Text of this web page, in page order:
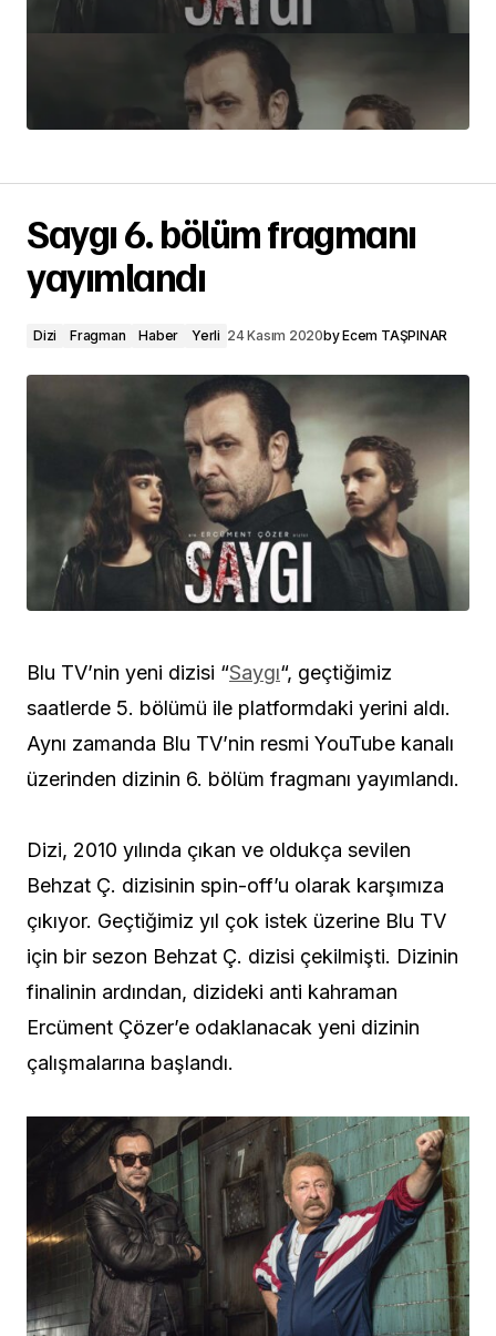
Saygı 6. bölüm fragmanı
yayımlandı
Dizi Fragman Haber Yerli 24 Kasım 2020byEcem TAŞPINAR
Blu TV’nin yeni dizisi “Saygı“, geçtiğimiz
saatlerde 5. bölümü ile platformdaki yerini aldı.
Aynı zamanda Blu TV’nin resmi YouTube kanalı
üzerinden dizinin 6. bölüm fragmanı yayımlandı.
Dizi, 2010 yılında çıkan ve oldukça sevilen
Behzat Ç. dizisinin spin-off’u olarak karşımıza
çıkıyor. Geçtiğimiz yıl çok istek üzerine Blu TV
için bir sezon Behzat Ç. dizisi çekilmişti. Dizinin
finalinin ardından, dizideki anti kahraman
Ercüment Çözer’e odaklanacak yeni dizinin
çalışmalarına başlandı.